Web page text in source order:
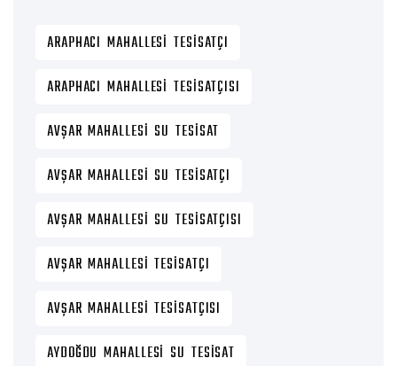
ARAPHACI MAHALLESI TESISATÇI
ARAPHACI MAHALLESI TESISATÇISI
AVŞAR MAHALLESI SU TESISAT
AVŞAR MAHALLESI SU TESISATÇI
AVŞAR MAHALLESI SU TESISATÇISI
AVŞAR MAHALLESI TESISATÇI
AVŞAR MAHALLESI TESISATÇISI
AYDOĞDU MAHALLESI SU TESISAT